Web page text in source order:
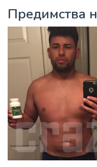
Предимства